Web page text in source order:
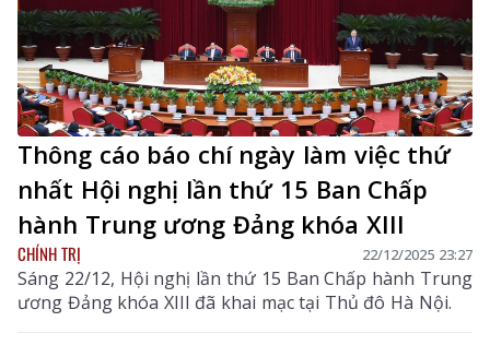
Thông cáo báo chí ngày làm việc thứ
nhất Hội nghị lần thứ 15 Ban Chấp
hành Trung ương Đảng khóa XIII
CHÍNH TRỊ 22/12/2025 23:27
Sáng 22/12, Hội nghị lần thứ 15 Ban Chấp hành Trung
ương Đảng khóa XIII đã khai mạc tại Thủ đô Hà Nội.